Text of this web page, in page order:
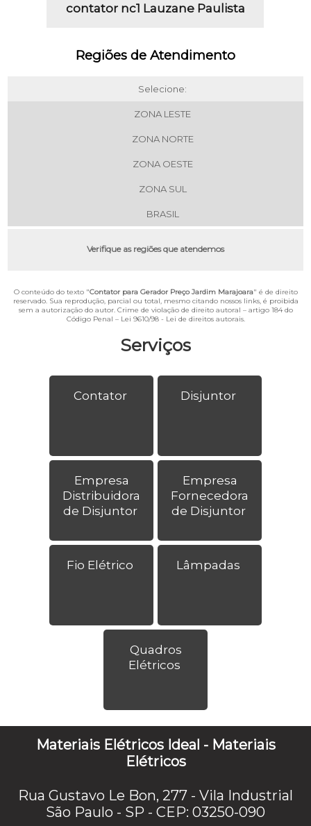
Serviços
Contator Disjuntor
Empresa
Distribuidora
de Disjuntor
Empresa
Fornecedora
de Disjuntor
Fio Elétrico Lâmpadas
Quadros
Elétricos
contator nc1 Lauzane Paulista
Regiões de Atendimento
Selecione:
ZONA LESTE
ZONA NORTE
ZONA OESTE
ZONA SUL
BRASIL
Verifique as regiões que atendemos
O conteúdo do texto "Contator para Gerador Preço Jardim Marajoara" é de direito
reservado. Sua reprodução, parcial ou total, mesmo citando nossos links, é proibida
sem a autorização do autor. Crime de violação de direito autoral – artigo 184 do
Código Penal – Lei 9610/98 - Lei de direitos autorais.
Materiais Elétricos Ideal - Materiais
Elétricos
Rua Gustavo Le Bon, 277 - Vila Industrial
São Paulo - SP - CEP: 03250-090